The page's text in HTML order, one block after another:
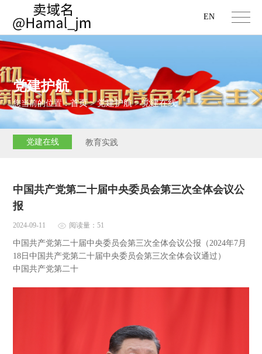
EN
党建护航
您当前的位置：首页>党建护航>党建在线
党建在线 教育实践
中国共产党第二十届中央委员会第三次全体会议公
报
2024-09-11 阅读量：51
中国共产党第二十届中央委员会第三次全体会议公报（2024年7月
18日中国共产党第二十届中央委员会第三次全体会议通过）
中国共产党第二十